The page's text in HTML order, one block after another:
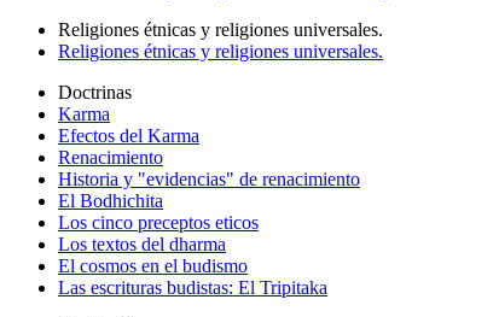
Religiones étnicas y religiones universales.
Religiones étnicas y religiones universales.
Doctrinas
Karma
Efectos del Karma
Renacimiento
Historia y "evidencias" de renacimiento
El Bodhichita
Los cinco preceptos eticos
Los textos del dharma
El cosmos en el budismo
Las escrituras budistas: El Tripitaka